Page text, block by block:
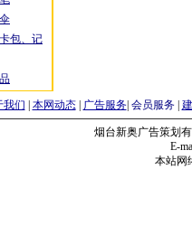
包、记
我们 本网动态| 广告服务| 会员服务|
烟台新奥广告策划
E-
本站网